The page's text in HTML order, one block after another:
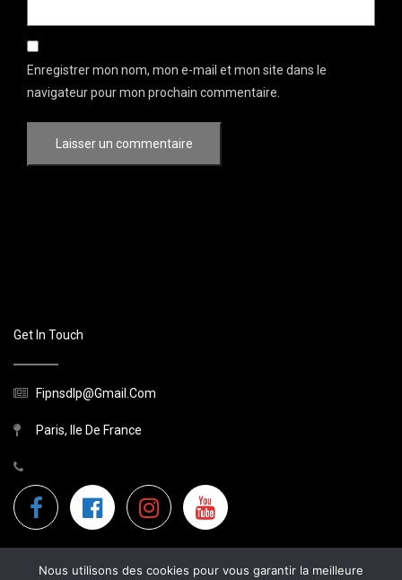
Enregistrer mon nom, mon e-mail et mon site dans le
navigateur pour mon prochain commentaire.
Get In Touch
Fipnsdlp@gmail.com
Paris, Ile De France
Nous utilisons des cookies pour vous garantir la meilleure